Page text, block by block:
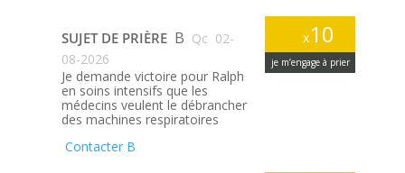
x10
je m’engage à prier
SUJET DE PRIÈRE B Qc 02-
08-2026
Je demande victoire pour Ralph
en soins intensifs que les
médecins veulent le débrancher
des machines respiratoires
Contacter B